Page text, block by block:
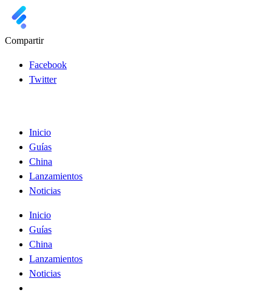
Compartir
Facebook
Twitter
Inicio
Guías
China
Lanzamientos
Noticias
Inicio
Guías
China
Lanzamientos
Noticias